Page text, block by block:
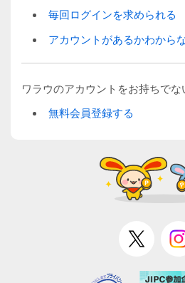
毎回ログインを求められる
アカウントがあるかわから
ワラウのアカウントをお持ちでな
無料会員登録する